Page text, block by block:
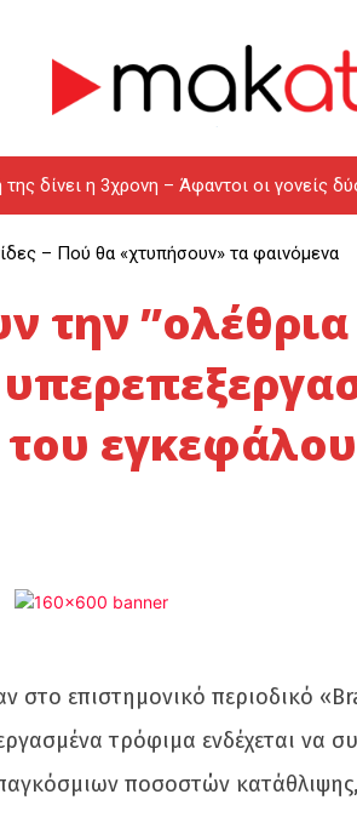
δίνει η 3χρονη – Άφαντοι οι γονείς
– Πού θα «χτυπήσουν» τα φαινόμενα
την
εγκεφάλου
στο επιστημονικό περιοδικό
τρόφιμα ενδέχεται να
ποσοστών